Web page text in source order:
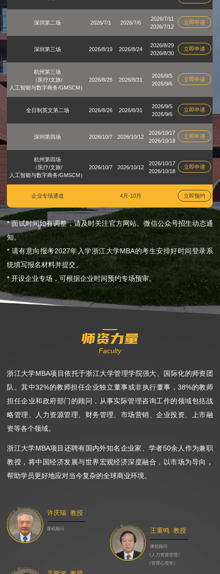
深圳第二场 2026/7/1 2026/7/6
2026/7/11
2026/7/12
立即申请
深圳第三场 2026/8/19 2026/8/24
2026/8/29
2026/8/30
立即申请
杭州第三场
（医疗/文旅/
人工智能与数字商务/GMSCM）
2026/8/26 2026/8/31
2026/9/5
2026/9/6
立即申请
全日制英文第二场 2026/8/26 2026/8/31
2026/9/5
2026/9/6
立即申请
深圳第四场 2026/10/7 2026/10/12
2026/10/17
2026/10/18
立即申请
杭州第四场
（医疗/文旅/
人工智能与数字商务/GMSCM）
2026/10/7 2026/10/12
2026/10/17
2026/10/18
立即申请
企业专场通道 4月-10月 立即预约
* 面试时间如有调整，请及时关注官方网站、微信公众号招生动态通
知。
* 请有意向报考2027年入学浙江大学MBA的考生安排好时间登录系
统填写报名材料并提交。
* 开设企业专场，可根据企业时间预约专场预审。
师资力量
Faculty
浙江大学MBA项目依托于浙江大学管理学院强大、国际化的师资团
队。其中32%的教师担任企业独立董事或非执行董事，38%的教师
担任企业和政府部门的顾问，从事实际管理咨询工作的领域包括战
略管理、人力资源管理、财务管理、市场营销、企业投资、上市融
资等各个领域。
浙江大学MBA项目还聘有国内外知名企业家、学者50余人作为兼职
教授，将中国经济发展与世界宏观经济深度融合，以市场为导向，
帮助学员更好地应对当今复杂的全球商业环境。
许庆瑞 教授
课程顾问 王重鸣 教授
课程顾问
《人力资源管理》
《管理心理学》